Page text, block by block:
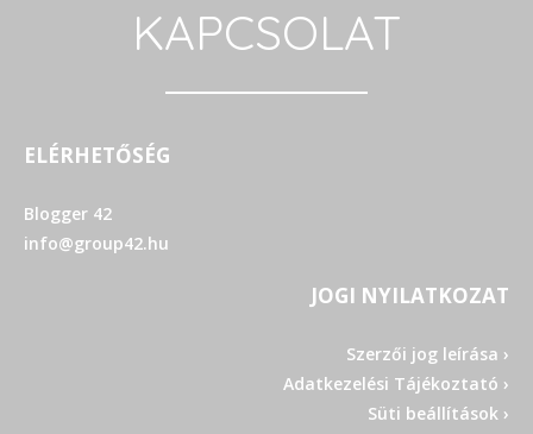
KAPCSOLAT
ELÉRHETŐSÉG
Blogger 42
info@group42.hu
JOGI NYILATKOZAT
Szerzői jog leírása ›
Adatkezelési Tájékoztató ›
Süti beállítások ›